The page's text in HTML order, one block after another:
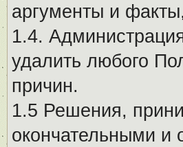
аргументы и
1.4.
удалить любого
причин.
1.5 Решения,
окончательными и